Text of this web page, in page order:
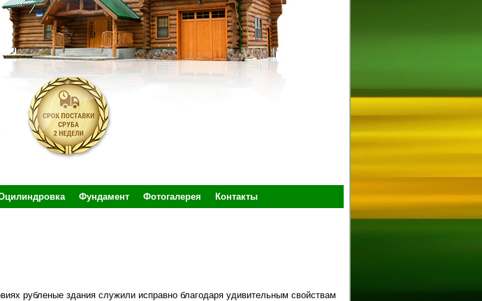
Фундамент Фотогалерея Контакты
рубленые здания служили исправно благодаря удивительным свойствам